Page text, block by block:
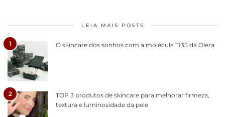
LEIA MAIS POSTS
1 O skincare dos sonhos com a molécula TI35 da Olera
2
TOP 3 produtos de skincare para melhorar firmeza,
textura e luminosidade da pele